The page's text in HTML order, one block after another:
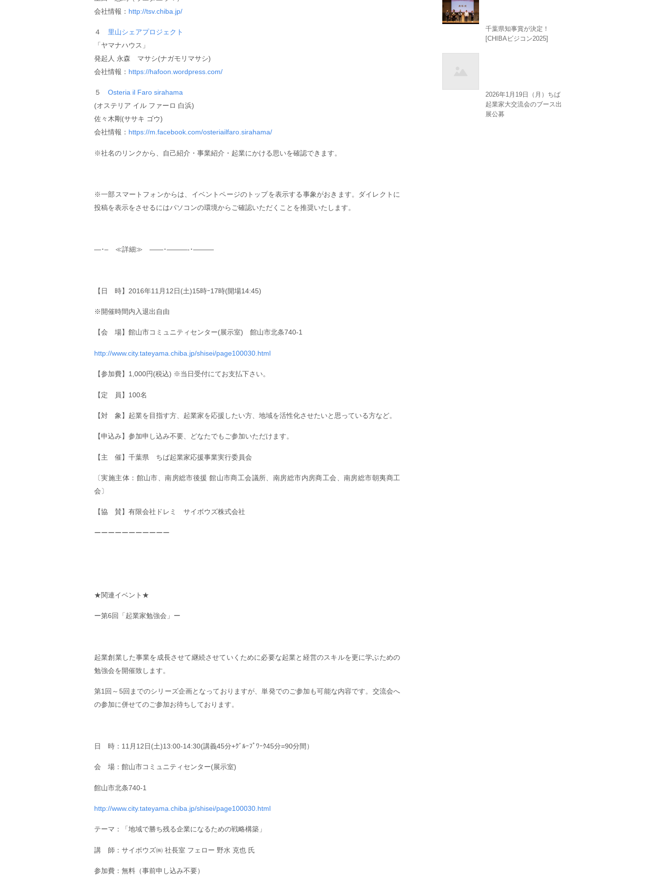
会社情報： http://tsv.chiba.jp/
４ 里山シェアプロジェクト
「ヤマナハウス」
発起人 永森 マサシ(ナガモリマサシ)
会社情報： https://hafoon.wordpress.com/
５ Osteria il Faro sirahama
(オステリア イル ファーロ 白浜)
佐々木剛(ササキ ゴウ)
会社情報： https://m.facebook.com/osteriailfaro.sirahama/
※社名のリンクから、自己紹介・事業紹介・起業にかける思いを確認できます。
※一部スマートフォンからは、イベントページのトップを表示する事象がおきます。ダイレクトに
投稿を表示をさせるにはパソコンの環境からご確認いただくことを推奨いたします。
—･– ≪詳細≫ ——･———-･———
【日 時】2016年11月12日(土)15時ｰ17時(開場14:45)
※開催時間内入退出自由
【会 場】館山市コミュニティセンター(展示室) 館山市北条740-1
http://www.city.tateyama.chiba.jp/shisei/page100030.html
【参加費】1,000円(税込) ※当日受付にてお支払下さい。
【定 員】100名
【対 象】起業を目指す方、起業家を応援したい方、地域を活性化させたいと思っている方など。
【申込み】参加申し込み不要、どなたでもご参加いただけます。
【主 催】千葉県 ちば起業家応援事業実行委員会
〔実施主体：館山市、南房総市後援 館山市商工会議所、南房総市内房商工会、南房総市朝夷商工
会〕
【協 賛】有限会社ドレミ サイボウズ株式会社
ーーーーーーーーーーー
★関連イベント★
ー第6回「起業家勉強会」ー
起業創業した事業を成長させて継続させていくために必要な起業と経営のスキルを更に学ぶための
勉強会を開催致します。
第1回～5回までのシリーズ企画となっておりますが、単発でのご参加も可能な内容です。交流会へ
の参加に併せてのご参加お待ちしております。
日 時：11月12日(土)13:00-14:30(講義45分+ｸﾞﾙｰﾌﾟﾜｰｸ45分=90分間）
会 場：館山市コミュニティセンター(展示室)
館山市北条740-1
http://www.city.tateyama.chiba.jp/shisei/page100030.html
テーマ：「地域で勝ち残る企業になるための戦略構築」
講 師：サイボウズ㈱ 社長室 フェロー 野水 克也 氏
参加費：無料（事前申し込み不要）
千葉県知事賞が決定！
[CHIBAビジコン2025]
2026年1月19日（月）ちば
起業家大交流会のブース出
展公募